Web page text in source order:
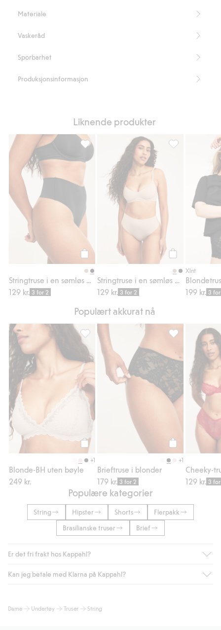
Bomullsfôret skritt
Artikkelnummer
Materiale
Vaskeråd
Sporbarhet
Produksjonsinformasjon
Liknende produkter
Legg til
129 kr. 3 for 2
Stringtruse i en sømløs og lett modell,
129 kr. 3 for 2
Stringtruse i
Xlnt
199 kr. 3
Populært akkurat nå
Legg til
+1
Blonde-BH uten bøyle
249 kr.
Blonde-BH uten bøyle, Legg til i favoriter
Legg til
+1
Brieftruse i blonder
179 kr. 3 for 2
Brieftruse i
Cheeky-
129 kr. 3
Populære kategorier
String Hipster Shorts
Flerpakk
Brasilianske truser
Brief
Er det fri frakt hos Kappahl?
Som medlem i Kappahl Club har du alltid gratis frakt til butikk,
automatisk etter at du har logget inn og er identifisert som
Kan jeg betale med Klarna på Kappahl?
og andre betalingsmåter.
Dame Undertøy Truser String